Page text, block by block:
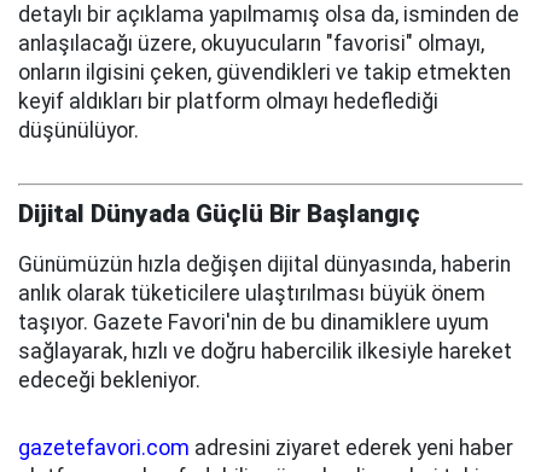
detaylı bir açıklama yapılmamış olsa da, isminden de
anlaşılacağı üzere, okuyucuların "favorisi" olmayı,
onların ilgisini çeken, güvendikleri ve takip etmekten
keyif aldıkları bir platform olmayı hedeflediği
düşünülüyor.
Dijital Dünyada Güçlü Bir Başlangıç
Günümüzün hızla değişen dijital dünyasında, haberin
anlık olarak tüketicilere ulaştırılması büyük önem
taşıyor. Gazete Favori'nin de bu dinamiklere uyum
sağlayarak, hızlı ve doğru habercilik ilkesiyle hareket
edeceği bekleniyor.
gazetefavori.com adresini ziyaret ederek yeni haber